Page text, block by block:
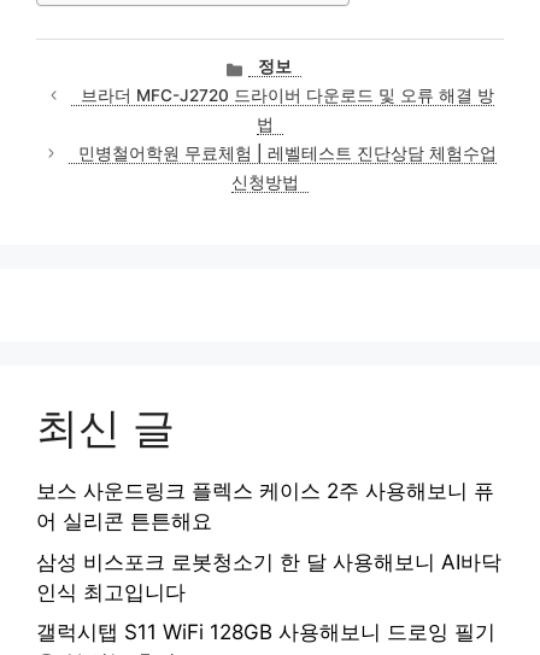
카
테
고
리
정보
브라더 MFC-J2720 드라이버 다운로드 및 오류 해결 방
법
민병철어학원 무료체험 | 레벨테스트 진단상담 체험수업
신청방법
최신 글
보스 사운드링크 플렉스 케이스 2주 사용해보니 퓨
어 실리콘 튼튼해요
삼성 비스포크 로봇청소기 한 달 사용해보니 AI바닥
인식 최고입니다
갤럭시탭 S11 WiFi 128GB 사용해보니 드로잉 필기